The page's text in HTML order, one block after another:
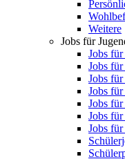
Weitere
Jobs für
Jobs
Jobs
Jobs
Jobs
Jobs
Jobs
Jobs